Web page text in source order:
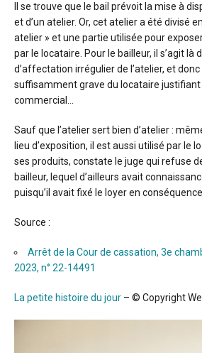
Il se trouve que le bail prévoit la mise à
et d’un atelier. Or, cet atelier a été divisé
atelier » et une partie utilisée pour
par le locataire. Pour le bailleur, il s’agit là
d’affectation irrégulier de l’atelier, et
suffisamment grave du locataire justifiant
commercial…
Sauf que l’atelier sert bien d’atelier :
lieu d’exposition, il est aussi utilisé par le
ses produits, constate le juge qui refuse
bailleur, lequel d’ailleurs avait
puisqu’il avait fixé le loyer en
Source :
Arrêt de la Cour de cassation, 3e
2023, n° 22-14491
La petite histoire du jour – © Copyright